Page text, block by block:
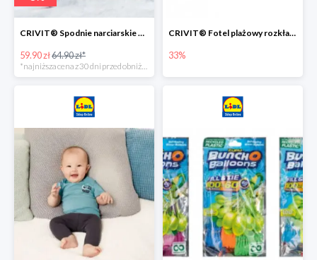
CRIVIT® Spodnie narciarskie dziewczęce
59.90 zł64.90 zł*
*najniższa cena z 30 dni przed obniżką
CRIVIT® Fotel plażowy rozkładany / Brodzik dziecięcy
33%